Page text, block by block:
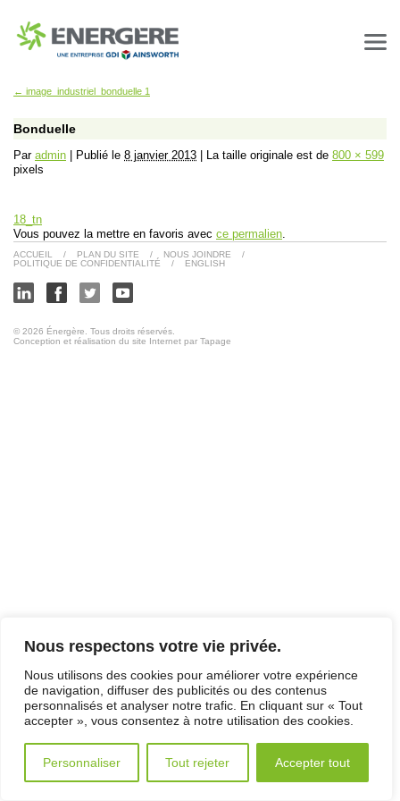
Nous respectons votre vie privée.
Nous utilisons des cookies pour améliorer votre expérience
de navigation, diffuser des publicités ou des contenus
personnalisés et analyser notre trafic. En cliquant sur « Tout
accepter », vous consentez à notre utilisation des cookies.
Personnaliser Tout rejeter Accepter tout
← image_industriel_bonduelle 1
Bonduelle
Par admin Publié le 8 janvier 2013 La taille originale est de 800 × 599
pixels
18_tn
Vous pouvez la mettre en favoris avec ce permalien
ACCUEIL / PLAN DU SITE / NOUS JOINDRE
/
POLITIQUE DE CONFIDENTIALITÉ
/ ENGLISH
© 2026 Énergère. Tous droits réservés.
Conception et réalisation du site Internet par Tapage